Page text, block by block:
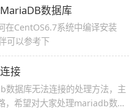
数据库
在CentOS6.7系统中编译安装
可以参考下
接
据库无法连接的处理方法，主
，希望对大家处理mariadb数据